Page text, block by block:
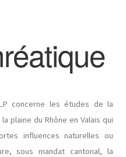
concerne les études de la
plaine du Rhône en Valais qui
influences naturelles ou
sous mandat cantonal, la